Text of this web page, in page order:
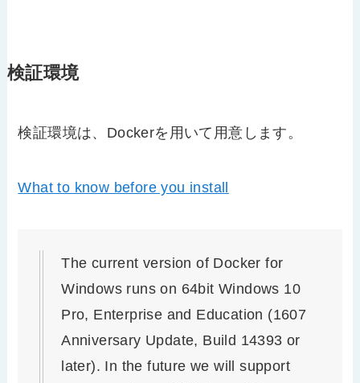
検証環境
検証環境は、Dockerを用いて用意します。
What to know before you install
The current version of Docker for
Windows runs on 64bit Windows 10
Pro, Enterprise and Education (1607
Anniversary Update, Build 14393 or
later). In the future we will support